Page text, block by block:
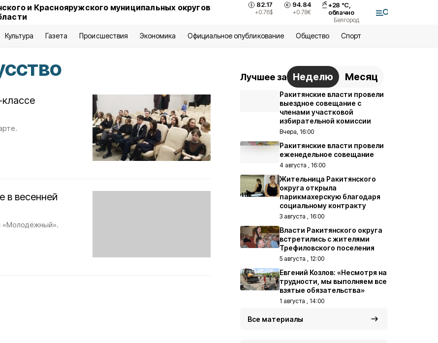
и Краснояружского муниципальных округов
82.17
+0.76$
94.84
+0.78€
+28 °С,
облачно
Белгород
Культура Газета Происшествия Экономика Официальное опубликование Общество Спорт
в весенней
«Молодёжный».
Лучшее за Неделю Месяц
Ракитянские власти провели
выездное совещание с
членами участковой
избирательной комиссии
Вчера, 16:00
Ракитянские власти провели
еженедельное совещание
4 августа , 16:00
Жительница Ракитянского
округа открыла
парикмахерскую благодаря
социальному контракту
3 августа , 16:00
Власти Ракитянского округа
встретились с жителями
Трефиловского поселения
5 августа , 12:00
Евгений Козлов: «Несмотря на
трудности, мы выполняем все
взятые обязательства»
1 августа , 14:00
Все материалы